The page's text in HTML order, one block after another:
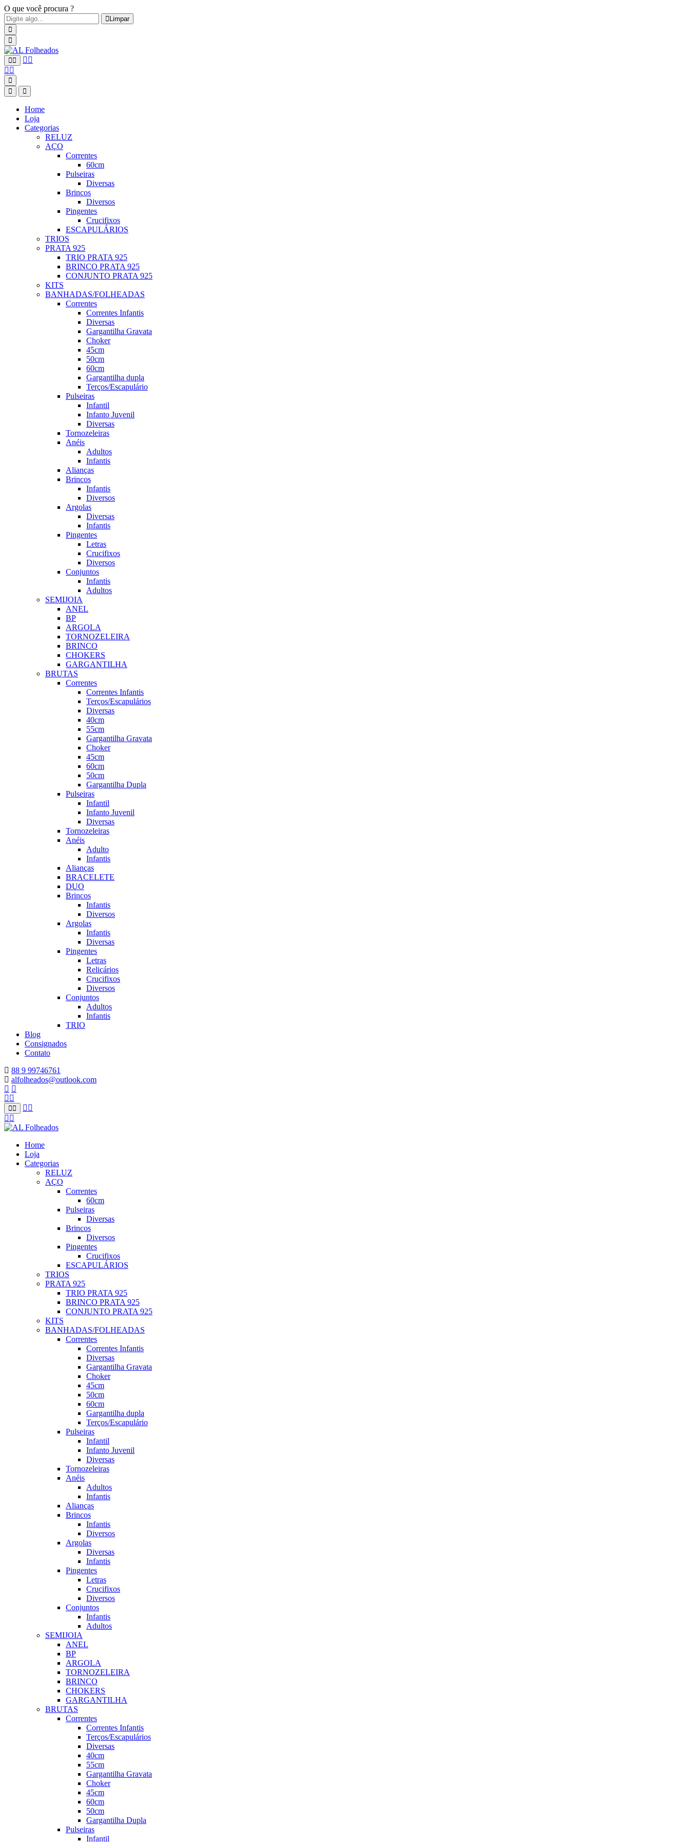
O que você procura ?
Limpar
Home
Loja
Categorias
RELUZ
AÇO
Correntes
60cm
Pulseiras
Diversas
Brincos
Diversos
Pingentes
Crucifixos
ESCAPULÁRIOS
TRIOS
PRATA 925
TRIO PRATA 925
BRINCO PRATA 925
CONJUNTO PRATA 925
KITS
BANHADAS/FOLHEADAS
Correntes
Correntes Infantis
Diversas
Gargantilha Gravata
Choker
45cm
50cm
60cm
Gargantilha dupla
Terços/Escapulário
Pulseiras
Infantil
Infanto Juvenil
Diversas
Tornozeleiras
Anéis
Adultos
Infantis
Alianças
Brincos
Infantis
Diversos
Argolas
Diversas
Infantis
Pingentes
Letras
Crucifixos
Diversos
Conjuntos
Infantis
Adultos
SEMIJOIA
ANEL
BP
ARGOLA
TORNOZELEIRA
BRINCO
CHOKERS
GARGANTILHA
BRUTAS
Correntes
Correntes Infantis
Terços/Escapulários
Diversas
40cm
55cm
Gargantilha Gravata
Choker
45cm
60cm
50cm
Gargantilha Dupla
Pulseiras
Infantil
Infanto Juvenil
Diversas
Tornozeleiras
Anéis
Adulto
Infantis
Alianças
BRACELETE
DUO
Brincos
Infantis
Diversos
Argolas
Infantis
Diversas
Pingentes
Letras
Relicários
Crucifixos
Diversos
Conjuntos
Adultos
Infantis
TRIO
Blog
Consignados
Contato
88 9 99746761
alfolheados@outlook.com
Home
Loja
Categorias
RELUZ
AÇO
Correntes
60cm
Pulseiras
Diversas
Brincos
Diversos
Pingentes
Crucifixos
ESCAPULÁRIOS
TRIOS
PRATA 925
TRIO PRATA 925
BRINCO PRATA 925
CONJUNTO PRATA 925
KITS
BANHADAS/FOLHEADAS
Correntes
Correntes Infantis
Diversas
Gargantilha Gravata
Choker
45cm
50cm
60cm
Gargantilha dupla
Terços/Escapulário
Pulseiras
Infantil
Infanto Juvenil
Diversas
Tornozeleiras
Anéis
Adultos
Infantis
Alianças
Brincos
Infantis
Diversos
Argolas
Diversas
Infantis
Pingentes
Letras
Crucifixos
Diversos
Conjuntos
Infantis
Adultos
SEMIJOIA
ANEL
BP
ARGOLA
TORNOZELEIRA
BRINCO
CHOKERS
GARGANTILHA
BRUTAS
Correntes
Correntes Infantis
Terços/Escapulários
Diversas
40cm
55cm
Gargantilha Gravata
Choker
45cm
60cm
50cm
Gargantilha Dupla
Pulseiras
Infantil